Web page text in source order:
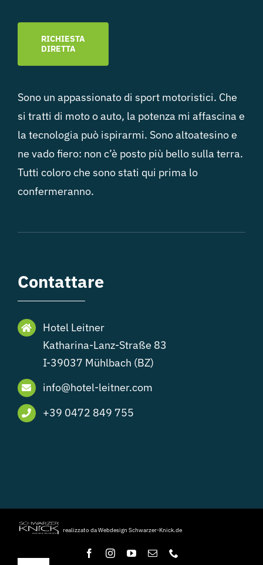
RICHIESTA
DIRETTA
Sono un appassionato di sport motoristici. Che
si tratti di moto o auto, la potenza mi affascina e
la tecnologia può ispirarmi. Sono altoatesino e
ne vado fiero: non c’è posto più bello sulla terra.
Tutti coloro che sono stati qui prima lo
confermeranno.
Contattare
Hotel Leitner
Katharina-Lanz-Straße 83
I-39037 Mühlbach (BZ)
info@hotel-leitner.com
+39 0472 849 755
realizzato da Webdesign Schwarzer-Knick.de